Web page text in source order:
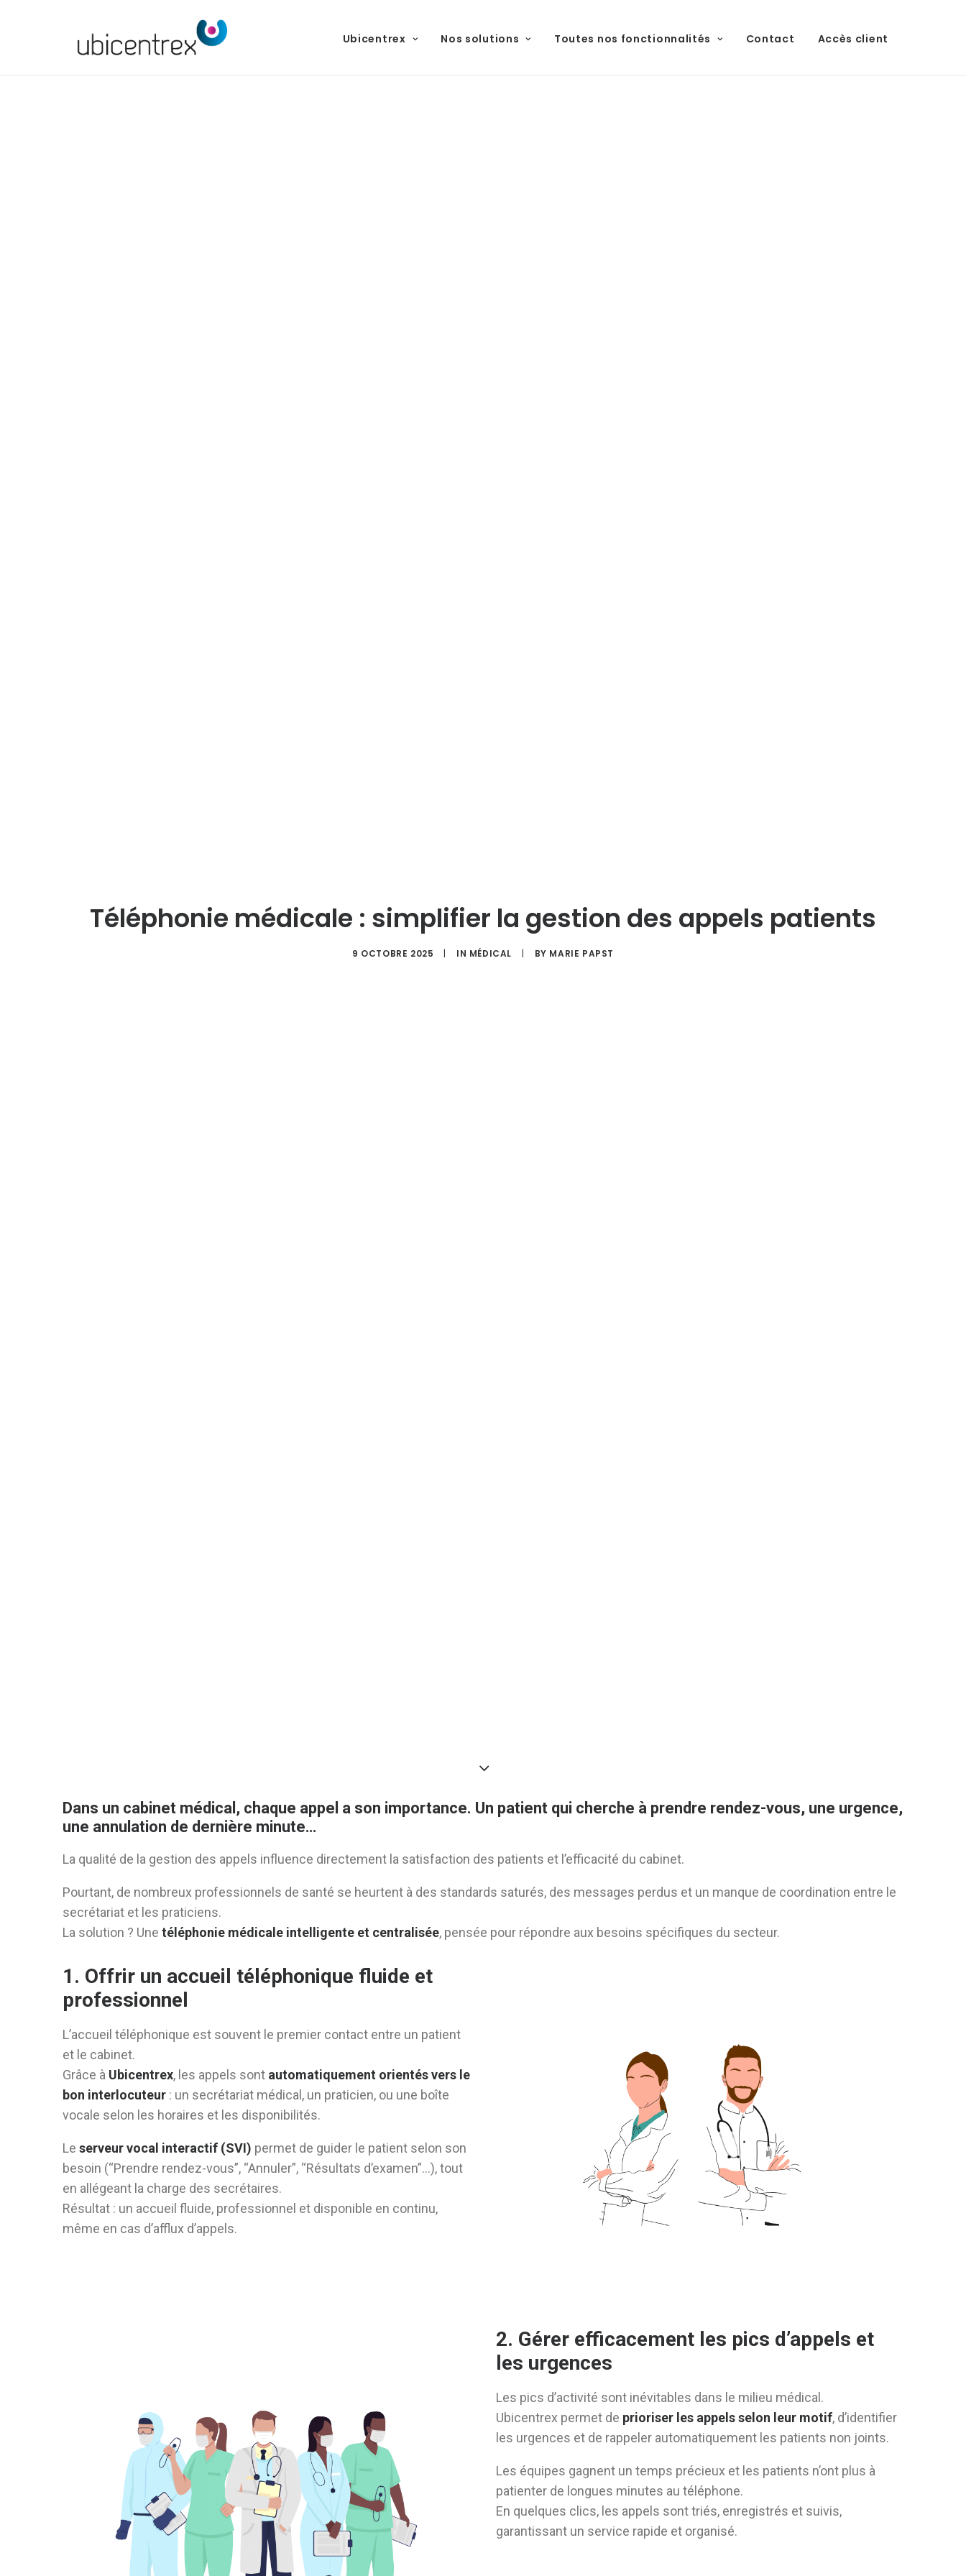
Ubicentrex Nos solutions Toutes nos fonctionnalités Contact Accès client
Téléphonie médicale : simplifier la gestion des appels patients
9 OCTOBRE 2025 | IN MÉDICAL | BY MARIE PAPST
Dans un cabinet médical, chaque appel a son importance. Un patient qui cherche à prendre rendez-vous, une urgence,
une annulation de dernière minute…
La qualité de la gestion des appels influence directement la satisfaction des patients et l’efficacité du cabinet.
Pourtant, de nombreux professionnels de santé se heurtent à des standards saturés, des messages perdus et un manque de coordination entre le
secrétariat et les praticiens.
La solution ? Une téléphonie médicale intelligente et centralisée, pensée pour répondre aux besoins spécifiques du secteur.
1. Offrir un accueil téléphonique fluide et
professionnel
L’accueil téléphonique est souvent le premier contact entre un patient
et le cabinet.
Grâce à Ubicentrex, les appels sont automatiquement orientés vers le
bon interlocuteur : un secrétariat médical, un praticien, ou une boîte
vocale selon les horaires et les disponibilités.
Le serveur vocal interactif (SVI) permet de guider le patient selon son
besoin (“Prendre rendez-vous”, “Annuler”, “Résultats d’examen”…), tout
en allégeant la charge des secrétaires.
Résultat : un accueil fluide, professionnel et disponible en continu,
même en cas d’afflux d’appels.
2. Gérer efficacement les pics d’appels et
les urgences
Les pics d’activité sont inévitables dans le milieu médical.
Ubicentrex permet de prioriser les appels selon leur motif, d’identifier
les urgences et de rappeler automatiquement les patients non joints.
Les équipes gagnent un temps précieux et les patients n’ont plus à
patienter de longues minutes au téléphone.
En quelques clics, les appels sont triés, enregistrés et suivis,
garantissant un service rapide et organisé.